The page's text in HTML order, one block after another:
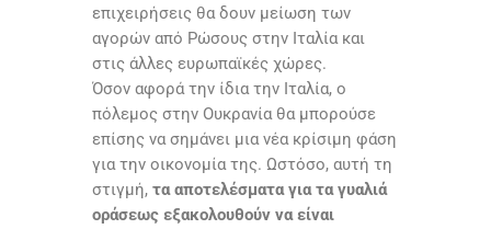
επιχειρήσεις θα δουν μείωση των
αγορών από Ρώσους στην Ιταλία και
στις άλλες ευρωπαϊκές χώρες.
Όσον αφορά την ίδια την Ιταλία, ο
πόλεμος στην Ουκρανία θα μπορούσε
επίσης να σημάνει μια νέα κρίσιμη φάση
για την οικονομία της. Ωστόσο, αυτή τη
στιγμή, τα αποτελέσματα για τα γυαλιά
οράσεως εξακολουθούν να είναι